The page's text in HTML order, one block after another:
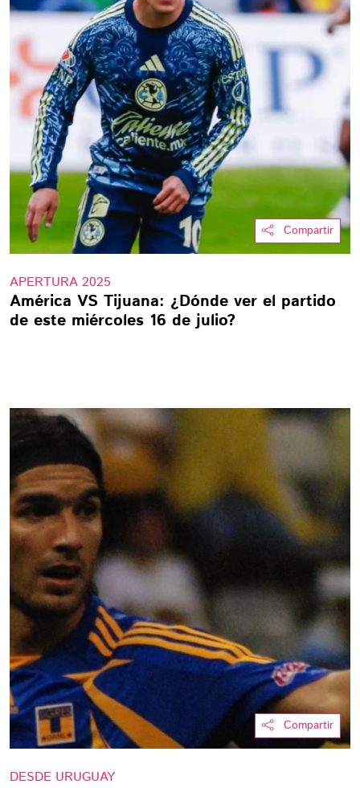
Compartir
APERTURA 2025
América VS Tijuana: ¿Dónde ver el partido
de este miércoles 16 de julio?
Compartir
DESDE URUGUAY